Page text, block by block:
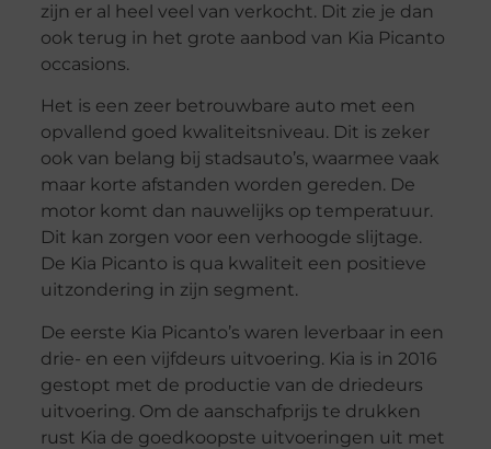
zijn er al heel veel van verkocht. Dit zie je dan
ook terug in het grote aanbod van Kia Picanto
occasions.
Het is een zeer betrouwbare auto met een
opvallend goed kwaliteitsniveau. Dit is zeker
ook van belang bij stadsauto’s, waarmee vaak
maar korte afstanden worden gereden. De
motor komt dan nauwelijks op temperatuur.
Dit kan zorgen voor een verhoogde slijtage.
De Kia Picanto is qua kwaliteit een positieve
uitzondering in zijn segment.
De eerste Kia Picanto’s waren leverbaar in een
drie- en een vijfdeurs uitvoering. Kia is in 2016
gestopt met de productie van de driedeurs
uitvoering. Om de aanschafprijs te drukken
rust Kia de goedkoopste uitvoeringen uit met